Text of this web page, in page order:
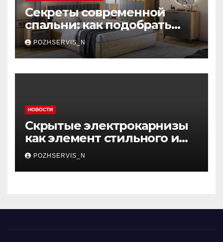
Секреты современной
спальни: как подобрать
мебель, которая меняет
пространство
POZHSERVIS_N
НОВОСТИ
Скрытые электрокарнизы
как элемент стильного и
функционального
интерьера
POZHSERVIS_N